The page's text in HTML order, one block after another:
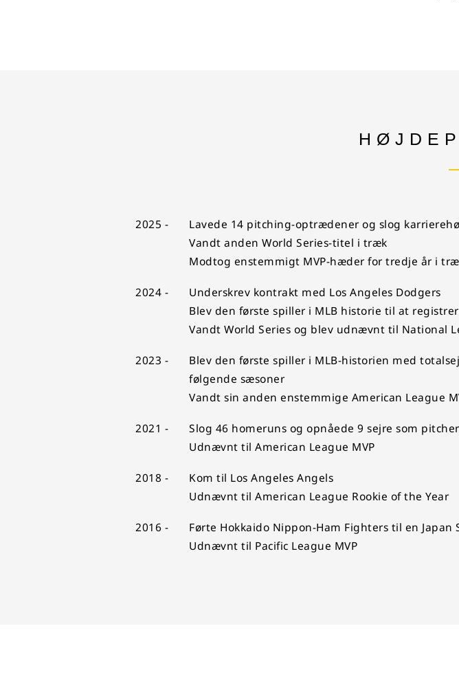
2025 -
Lavede 14 pitching-optrædener og slog
Vandt anden World Series-titel i træk
Modtog enstemmigt MVP-hæder for tredje år i
2024 -
Underskrev kontrakt med Los Angeles Dodgers
Blev den første spiller i MLB historie til at
Vandt World Series og blev udnævnt til National
2023 -
Blev den første spiller i MLB-historien med
følgende sæsoner
Vandt sin anden enstemmige American League
2021 -
Slog 46 homeruns og opnåede 9 sejre som pitcher
Udnævnt til American League MVP
2018 -
Kom til Los Angeles Angels
Udnævnt til American League Rookie of the Year
2016 -
Førte Hokkaido Nippon-Ham Fighters til en Japan
Udnævnt til Pacific League MVP